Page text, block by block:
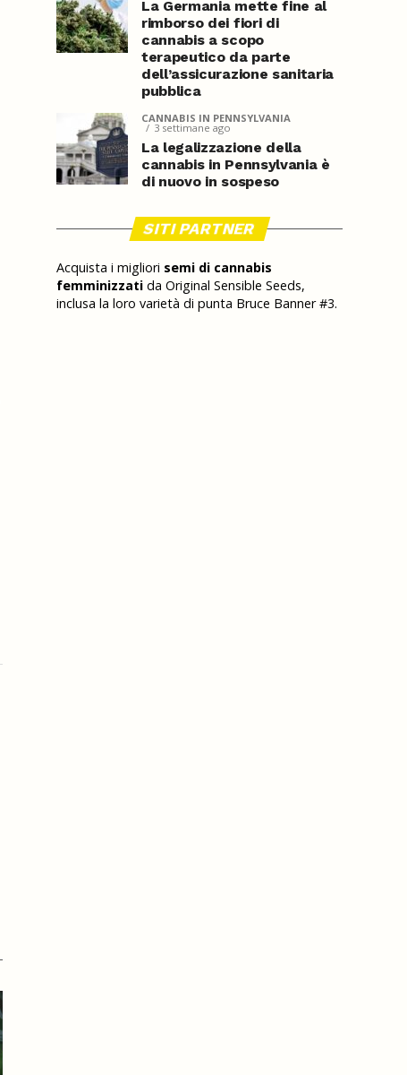
La Germania mette fine al
rimborso dei fiori di
cannabis a scopo
terapeutico da parte
dell’assicurazione sanitaria
pubblica
CANNABIS IN PENNSYLVANIA
3 settimane ago
La legalizzazione della
cannabis in Pennsylvania è
di nuovo in sospeso
SITI PARTNER
Acquista i migliori semi di cannabis
femminizzati da Original Sensible Seeds,
inclusa la loro varietà di punta Bruce Banner #3.